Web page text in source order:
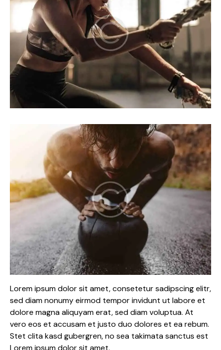
Lorem ipsum dolor sit amet, consetetur sadipscing elitr,
sed diam nonumy eirmod tempor invidunt ut labore et
dolore magna aliquyam erat, sed diam voluptua. At
vero eos et accusam et justo duo dolores et ea rebum.
Stet clita kasd gubergren, no sea takimata sanctus est
Lorem ipsum dolor sit amet.